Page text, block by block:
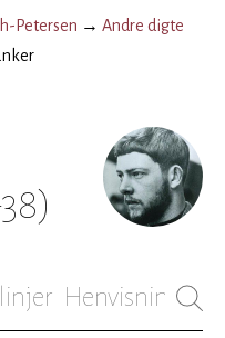
Petersen → Andre digte
Henvisninger